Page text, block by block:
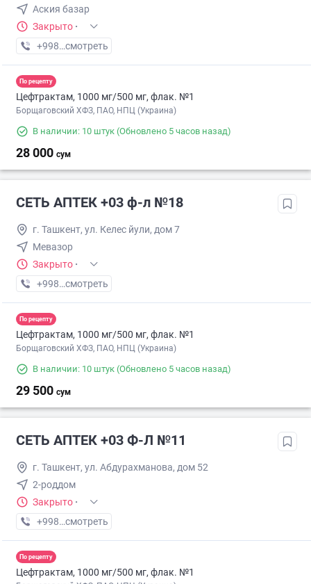
Аския базар
Закрыто ·
+998 (88) XXX-XX-XX
смотреть
По рецепту
Цефтрактам, 1000 мг/500 мг, флак. №1
Борщаговский ХФЗ, ПАО, НПЦ (Украина)
В наличии: 10 штук (Обновлено 5 часов назад)
28 000 сум
СЕТЬ АПТЕК +03 ф-л №18
г. Ташкент, ул. Келес йули, дом 7
Мевазор
Закрыто ·
+998 (77) XXX-XX-XX
смотреть
По рецепту
Цефтрактам, 1000 мг/500 мг, флак. №1
Борщаговский ХФЗ, ПАО, НПЦ (Украина)
В наличии: 10 штук (Обновлено 5 часов назад)
29 500 сум
СЕТЬ АПТЕК +03 Ф-Л №11
г. Ташкент, ул. Абдурахманова, дом 52
2-роддом
Закрыто ·
+998 (94) XXX-XX-XX
смотреть
По рецепту
Цефтрактам, 1000 мг/500 мг, флак. №1